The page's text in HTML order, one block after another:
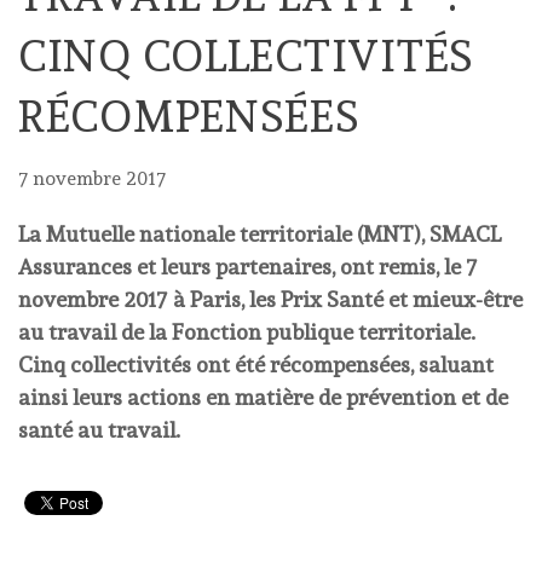
CINQ COLLECTIVITÉS
RÉCOMPENSÉES
7 novembre 2017
La Mutuelle nationale territoriale (MNT), SMACL
Assurances et leurs partenaires, ont remis, le 7
novembre 2017 à Paris, les Prix Santé et mieux-être
au travail de la Fonction publique territoriale.
Cinq collectivités ont été récompensées, saluant
ainsi leurs actions en matière de prévention et de
santé au travail.